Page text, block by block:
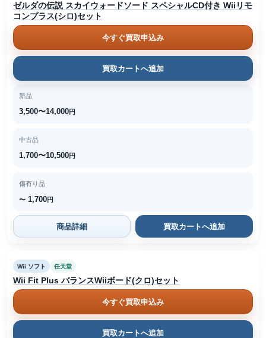
ゼルダの伝説 スカイウォードソード スペシャルCD付き Wiiリモ
コンプラス(シロ)セット
今すぐ買取申込み
買取カートへ追加
新品
3,500〜14,000円
中古品
1,700〜10,500円
傷有り品
〜 1,700円
商品詳細 買取カートへ追加
Wii ソフト 任天堂
Wii Fit Plus バランスWiiボード(クロ)セット
今すぐ買取申込み
買取カートへ追加